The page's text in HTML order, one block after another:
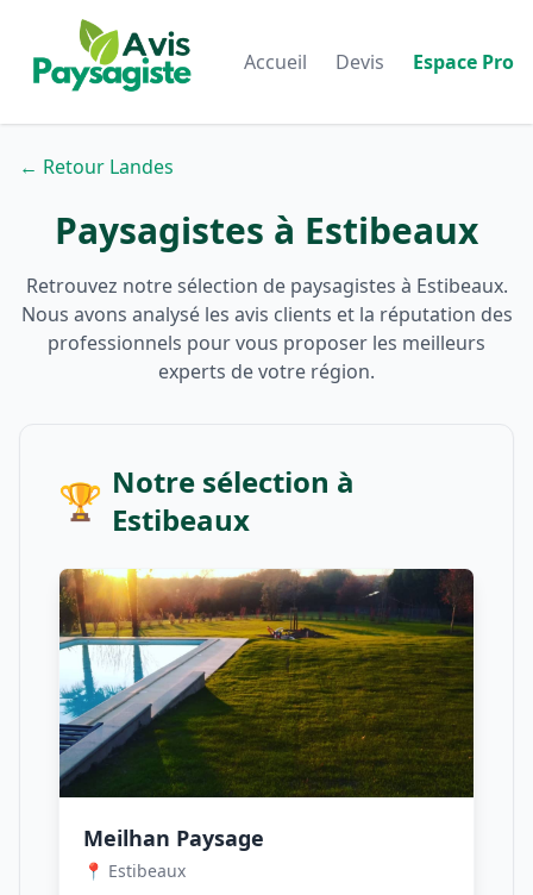
Accueil Devis Espace Pro
← Retour Landes
Paysagistes à Estibeaux
Retrouvez notre sélection de paysagistes à Estibeaux.
Nous avons analysé les avis clients et la réputation des
professionnels pour vous proposer les meilleurs
experts de votre région.
🏆 Notre sélection à
Estibeaux
Meilhan Paysage
📍 Estibeaux